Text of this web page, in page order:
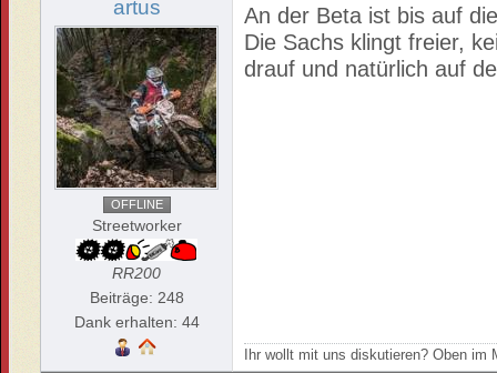
artus
OFFLINE
Streetworker
RR200
Beiträge: 248
Dank erhalten: 44
An der Beta ist bis auf
Die Sachs klingt freier,
drauf und natürlich auf
Ihr wollt mit uns diskutieren? Oben